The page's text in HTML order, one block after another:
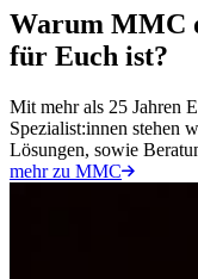
Warum MMC
für Euch ist?
Mit mehr als 25 Jahren
Spezialist:innen stehen
Lösungen, sowie
mehr zu MMC